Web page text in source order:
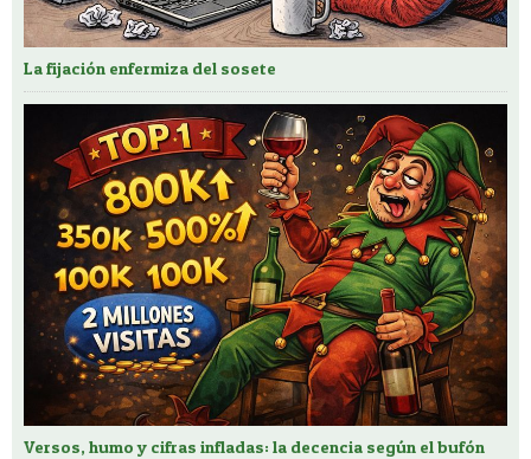
La fijación enfermiza del sosete
Versos, humo y cifras infladas: la decencia según el bufón